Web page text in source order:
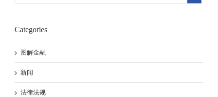
Categories
图解金融
新闻
法律法规